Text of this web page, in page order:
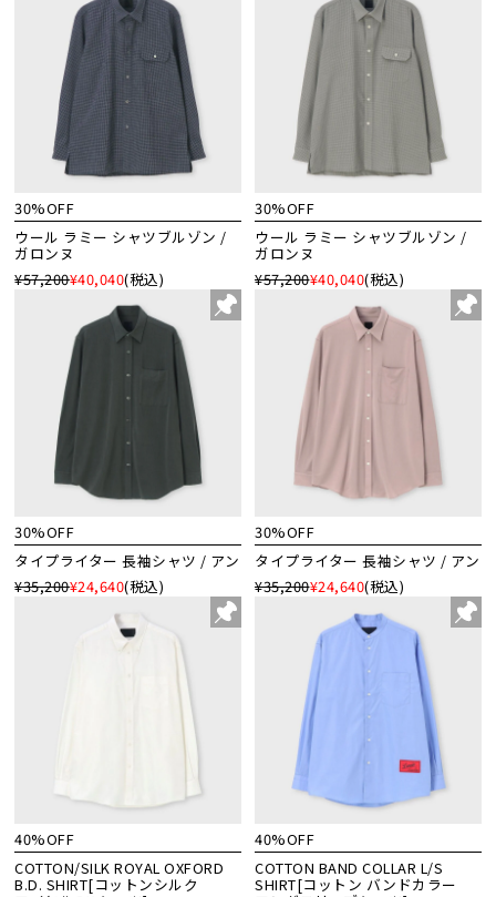
30%OFF
ウール ラミー シャツブルゾン /
ガロンヌ
¥57,200¥40,040(税込)
30%OFF
ウール ラミー シャツブルゾン /
ガロンヌ
¥57,200¥40,040(税込)
30%OFF
タイプライター 長袖シャツ / アン
¥35,200¥24,640(税込)
30%OFF
タイプライター 長袖シャツ / アン
¥35,200¥24,640(税込)
40%OFF
COTTON/SILK ROYAL OXFORD
B.D. SHIRT[コットンシルク
40%OFF
COTTON BAND COLLAR L/S
SHIRT[コットン バンドカラー